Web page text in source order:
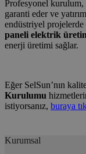
Profesyonel kurulum,
garanti eder ve
endüstriyel projelerde
paneli elektrik
enerji üretimi sağlar.
Eğer SelSun’nın
Kurulumu
istiyorsanız, buraya
Kurumsal